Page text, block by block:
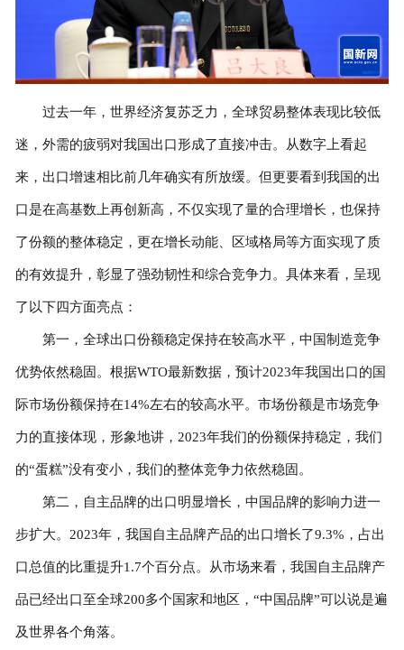
过去一年，世界经济复苏乏力，全球贸易整体表现比较低
迷，外需的疲弱对我国出口形成了直接冲击。从数字上看起
来，出口增速相比前几年确实有所放缓。但更要看到我国的出
口是在高基数上再创新高，不仅实现了量的合理增长，也保持
了份额的整体稳定，更在增长动能、区域格局等方面实现了质
的有效提升，彰显了强劲韧性和综合竞争力。具体来看，呈现
了以下四方面亮点：
第一，全球出口份额稳定保持在较高水平，中国制造竞争
优势依然稳固。根据WTO最新数据，预计2023年我国出口的国
际市场份额保持在14%左右的较高水平。市场份额是市场竞争
力的直接体现，形象地讲，2023年我们的份额保持稳定，我们
的“蛋糕”没有变小，我们的整体竞争力依然稳固。
第二，自主品牌的出口明显增长，中国品牌的影响力进一
步扩大。2023年，我国自主品牌产品的出口增长了9.3%，占出
口总值的比重提升1.7个百分点。从市场来看，我国自主品牌产
品已经出口至全球200多个国家和地区，“中国品牌”可以说是遍
及世界各个角落。